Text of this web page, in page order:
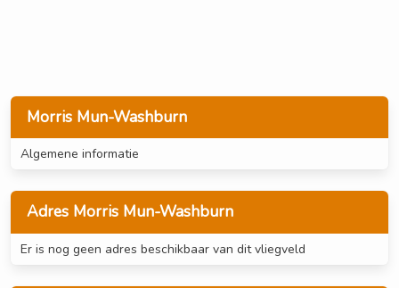
Morris Mun-Washburn
Algemene informatie
Adres Morris Mun-Washburn
Er is nog geen adres beschikbaar van dit vliegveld